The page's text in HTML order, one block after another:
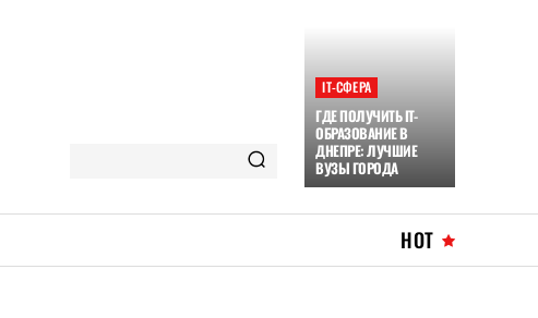
ІТ-СФЕРА
ГДЕ ПОЛУЧИТЬ IT-
ОБРАЗОВАНИЕ В
ДНЕПРЕ: ЛУЧШИЕ
ВУЗЫ ГОРОДА
HOT